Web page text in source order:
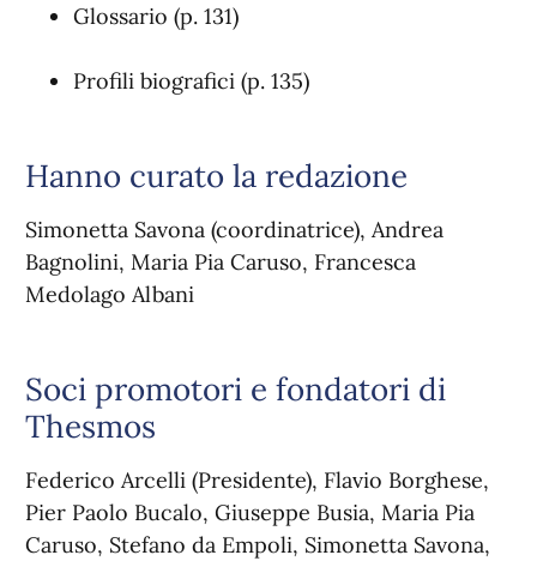
Glossario (p. 131)
Profili biografici (p. 135)
Hanno curato la redazione
Simonetta Savona (coordinatrice), Andrea
Bagnolini, Maria Pia Caruso, Francesca
Medolago Albani
Soci promotori e fondatori di
Thesmos
Federico Arcelli (Presidente), Flavio Borghese,
Pier Paolo Bucalo, Giuseppe Busia, Maria Pia
Caruso, Stefano da Empoli, Simonetta Savona,